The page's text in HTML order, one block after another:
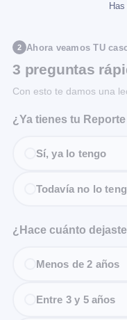
2 Ahora veamos TU
3 preguntas
Con esto te damos una
¿Ya tienes tu
Sí, ya lo tengo
Todavía no lo
¿Hace cuánto
Menos de 2 años
Entre 3 y 5 años